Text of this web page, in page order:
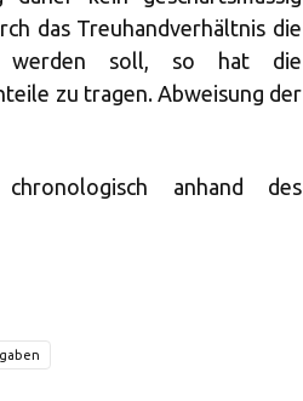
das Treuhandverhältnis die
werden soll, so hat die
zu tragen. Abweisung der
anhand des